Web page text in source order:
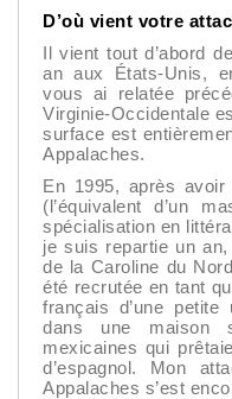
D’où vient votre
Il vient tout d’abord
an aux États-Unis,
vous ai relatée
Virginie-Occidentale
surface est
Appalaches.
En 1995, après
(l’équivalent d’un
spécialisation en
je suis repartie un
de la Caroline du
été recrutée en tant
français d’une
dans une maison
mexicaines qui
d’espagnol. Mon
Appalaches s’est